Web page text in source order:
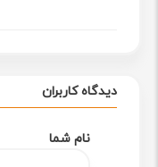
دیدگاه کاربران
نام شما